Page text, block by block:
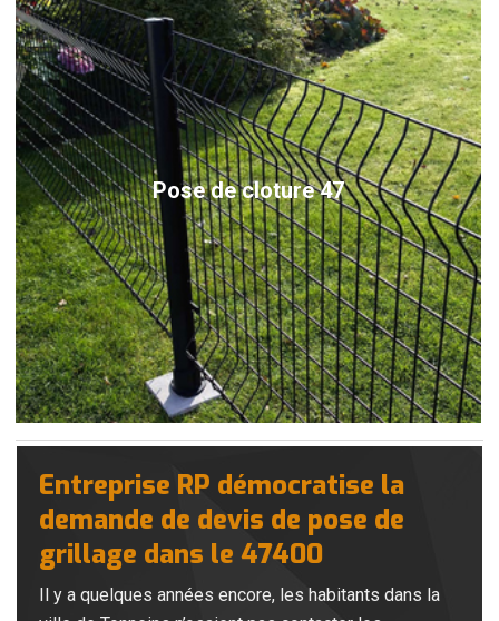
Pose de cloture 47
Entreprise RP démocratise la
demande de devis de pose de
grillage dans le 47400
Il y a quelques années encore, les habitants dans la